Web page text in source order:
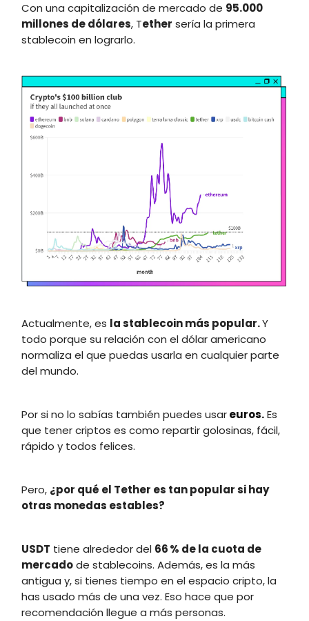
Con una capitalización de mercado de 95.000
millones de dólares, Tether sería la primera
stablecoin en lograrlo.
Actualmente, es la stablecoin más popular.Y
todo porque su relación con el dólar americano
normaliza el que puedas usarla en cualquier parte
del mundo.
Por si no lo sabías también puedes usareuros.Es
que tener criptos es como repartir golosinas, fácil,
rápido y todos felices.
Pero, ¿por qué el Tether es tan popular si hay
otras monedas estables?
USDT tiene alrededor del 66 % de la cuota de
mercadode stablecoins. Además, es la más
antigua y, si tienes tiempo en el espacio cripto, la
has usado más de una vez. Eso hace que por
recomendación llegue a más personas.